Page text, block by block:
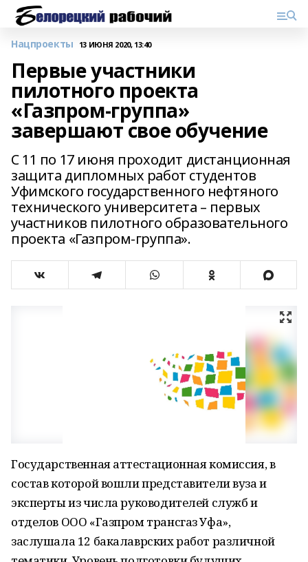
Нацпроекты 13 ИЮНЯ 2020, 13:40
Первые участники
пилотного проекта
«Газпром-группа»
завершают свое обучение
C 11 по 17 июня проходит дистанционная
защита дипломных работ студентов
Уфимского государственного нефтяного
технического университета – первых
участников пилотного образовательного
проекта «Газпром-группа».
Государственная аттестационная комиссия, в
состав которой вошли представители вуза и
эксперты из числа руководителей служб и
отделов ООО «Газпром трансгаз Уфа»,
заслушала 12 бакалаврских работ различной